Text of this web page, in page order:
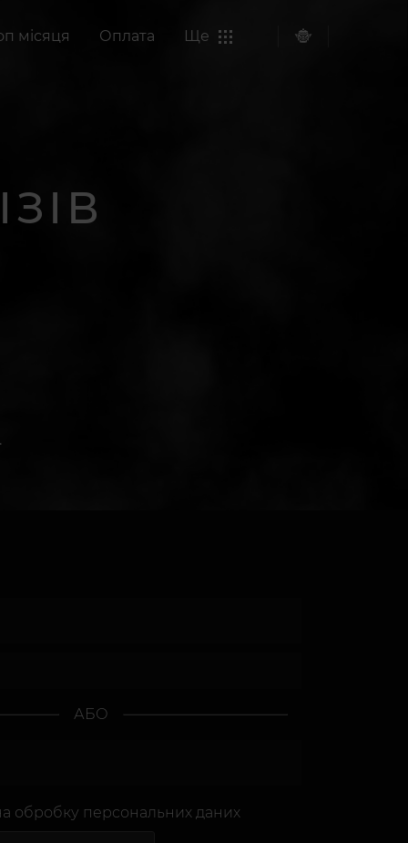
місяця Оплата Ще
АБО
обробку персональних даних